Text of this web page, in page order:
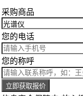
采购商品
您的电话
您的称呼
立即获取报价